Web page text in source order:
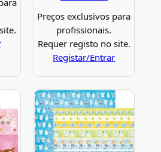
Preços exclusivos para
profissionais.
Requer registo no site.
Registar/Entrar